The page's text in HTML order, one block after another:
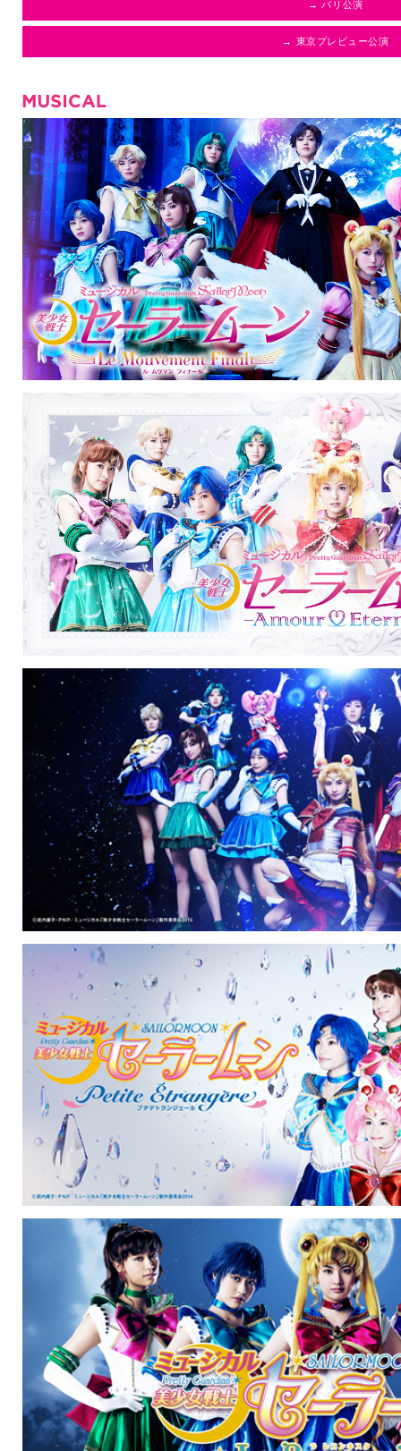
→ パリ公演
→ 東京プレビュー公演